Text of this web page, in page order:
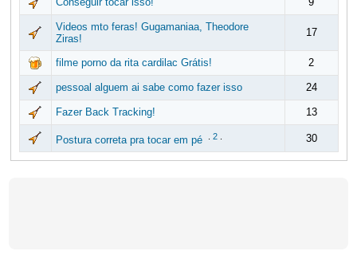
Videos mto feras! Gugamaniaa, Theodore
Ziras!
17
filme porno da rita cardilac Grátis! 2
pessoal alguem ai sabe como fazer isso 24
Fazer Back Tracking! 13
Postura correta pra tocar em pé 2. 30